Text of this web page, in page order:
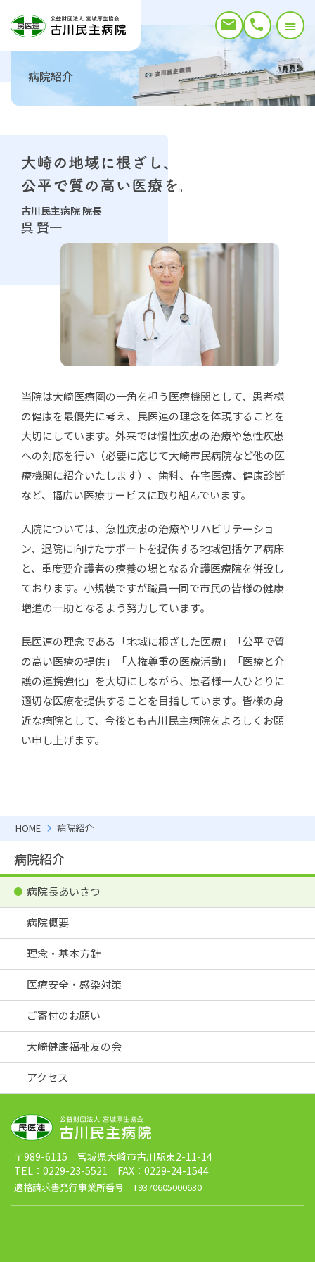
病院紹介
古川民主病院 院長
呉 賢一
当院は大崎医療圏の一角を担う医療機関として、患者様
の健康を最優先に考え、民医連の理念を体現することを
大切にしています。外来では慢性疾患の治療や急性疾患
への対応を行い（必要に応じて大崎市民病院など他の医
療機関に紹介いたします）、歯科、在宅医療、健康診断
など、幅広い医療サービスに取り組んでいます。
入院については、急性疾患の治療やリハビリテーショ
ン、退院に向けたサポートを提供する地域包括ケア病床
と、重度要介護者の療養の場となる介護医療院を併設し
ております。小規模ですが職員一同で市民の皆様の健康
増進の一助となるよう努力しています。
民医連の理念である「地域に根ざした医療」「公平で質
の高い医療の提供」「人権尊重の医療活動」「医療と介
護の連携強化」を大切にしながら、患者様一人ひとりに
適切な医療を提供することを目指しています。皆様の身
近な病院として、今後とも古川民主病院をよろしくお願
い申し上げます。
HOME 病院紹介
病院紹介
病院長あいさつ
病院概要
理念・基本方針
医療安全・感染対策
ご寄付のお願い
大崎健康福祉友の会
アクセス
〒989-6115 宮城県大崎市古川駅東2-11-14
TEL：0229-23-5521 FAX：0229-24-1544
適格請求書発行事業所番号 T9370605000630